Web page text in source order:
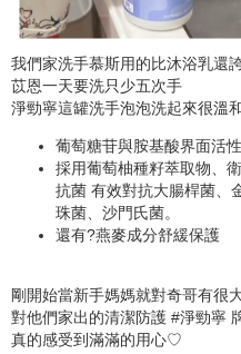
我們家洗手慕斯用的比沐浴乳還
苡恩一天要洗只少五次手
淨勁寧這罐洗手泡泡洗起來很溫
葡萄糖苷與胺基酸界面活
採用葡萄柚種籽萃取物、
抗菌 有效對抗大腸桿菌、
珠菌、沙門氏菌。
還有?燕麥成分舒緩保護
剛開始當新手媽媽就對奇哥有很
對他們家出的清潔防護 #淨勁寧
真的感受到滿滿的用心♡